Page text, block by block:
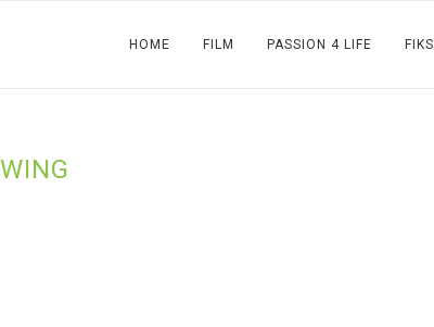
HOME FILM PASSION 4 LIFE FIKSI